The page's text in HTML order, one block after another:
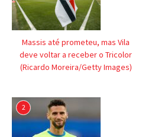
Massis até prometeu, mas Vila
deve voltar a receber o Tricolor
(Ricardo Moreira/Getty Images)
2